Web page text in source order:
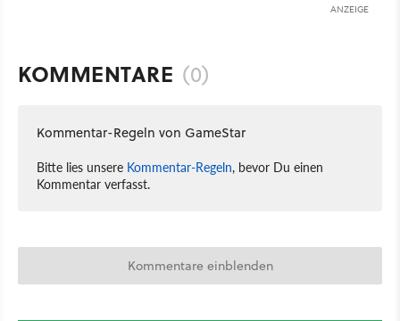
ANZEIGE
KOMMENTARE (0)
Kommentar-Regeln von GameStar
Bitte lies unsere Kommentar-Regeln, bevor Du einen
Kommentar verfasst.
Kommentare einblenden